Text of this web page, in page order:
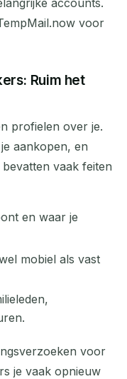
voor
Ruim het
profielen over je.
aankopen, en
vaak feiten
en waar je
mobiel als vast
voor
je vaak opnieuw